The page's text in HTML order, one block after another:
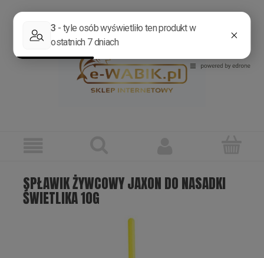
SPŁAWIK ŻYWCOWY JAXON DO NASADKI
ŚWIETLIKA 10G